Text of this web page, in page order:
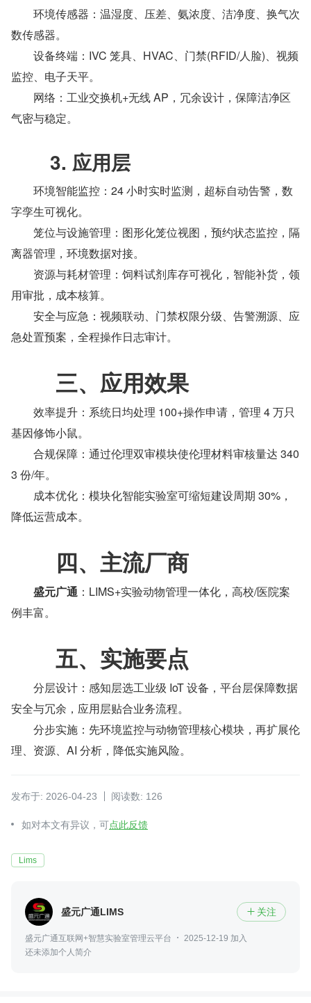
环境传感器：温湿度、压差、氨浓度、洁净度、换气次
数传感器。
设备终端：IVC 笼具、HVAC、门禁(RFID/人脸)、视频
监控、电子天平。
网络：工业交换机+无线 AP，冗余设计，保障洁净区
气密与稳定。
3. 应用层
环境智能监控：24 小时实时监测，超标自动告警，数
字孪生可视化。
笼位与设施管理：图形化笼位视图，预约状态监控，隔
离器管理，环境数据对接。
资源与耗材管理：饲料试剂库存可视化，智能补货，领
用审批，成本核算。
安全与应急：视频联动、门禁权限分级、告警溯源、应
急处置预案，全程操作日志审计。
三、应用效果
效率提升：系统日均处理 100+操作申请，管理 4 万只
基因修饰小鼠。
合规保障：通过伦理双审模块使伦理材料审核量达 340
3 份/年。
成本优化：模块化智能实验室可缩短建设周期 30%，
降低运营成本。
四、主流厂商
盛元广通 ：LIMS+实验动物管理一体化，高校/医院案
例丰富。
五、实施要点
分层设计：感知层选工业级 IoT 设备，平台层保障数据
安全与冗余，应用层贴合业务流程。
分步实施：先环境监控与动物管理核心模块，再扩展伦
理、资源、AI 分析，降低实施风险。
发布于: 2026-04-23 阅读数: 126
如对本文有异议，可点此反馈
Lims
盛元广通LIMS  关注
盛元广通互联网+智慧实验室管理云平台
2025-12-19 加入
还未添加个人简介